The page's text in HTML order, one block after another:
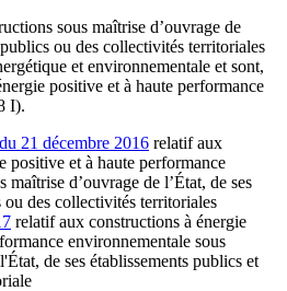
sous maîtrise d’ouvrage de
ou des collectivités territoriales
et environnementale et sont,
positive et à haute performance
I).
21 décembre 2016 relatif aux
positive et à haute performance
maîtrise d’ouvrage de l’État, de ses
ou des collectivités territoriales
relatif aux constructions à énergie
environnementale sous
de ses établissements publics et